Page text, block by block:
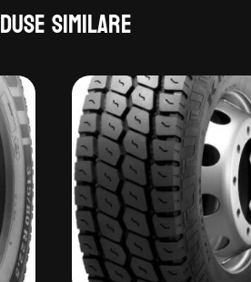
similare